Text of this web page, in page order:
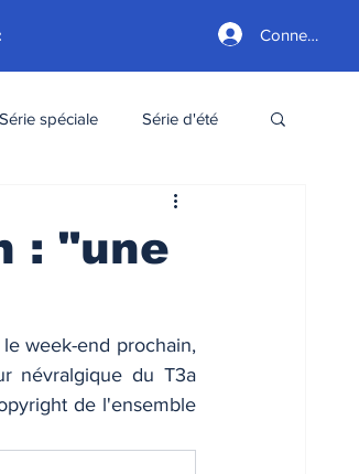
Connexion
Série spéciale Série d'été
: "une
névralgique du T3a
de l'ensemble